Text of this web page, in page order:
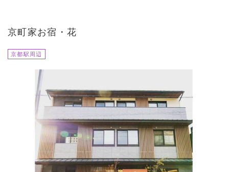
京町家お宿・花
京都駅周辺